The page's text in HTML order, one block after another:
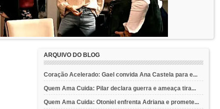
ARQUIVO DO BLOG
Coração Acelerado: Gael convida Ana Castela para e...
Quem Ama Cuida: Pilar declara guerra e ameaça tira...
Quem Ama Cuida: Otoniel enfrenta Adriana e promete...